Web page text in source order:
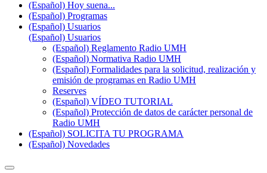
(Español) Hoy suena...
(Español) Programas
(Español) Usuarios
(Español) Usuarios
(Español) Reglamento Radio UMH
(Español) Normativa Radio UMH
(Español) Formalidades para la solicitud, realización y
emisión de programas en Radio UMH
Reserves
(Español) VÍDEO TUTORIAL
(Español) Protección de datos de carácter personal de
Radio UMH
(Español) SOLICITA TU PROGRAMA
(Español) Novedades